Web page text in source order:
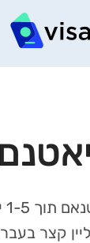
החל מ-₪179
קצר